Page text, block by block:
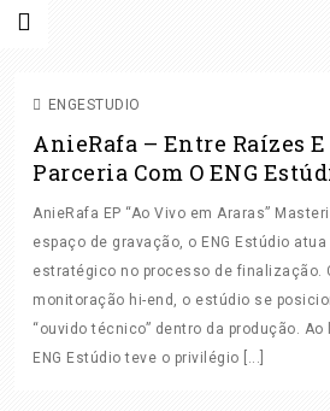
HOME
QUEM SOMOS
LINE
ENGESTUDIO
AnieRafa – Entre Raízes
Parceria Com O ENG
AnieRafa EP “Ao Vivo em Araras”
espaço de gravação, o ENG Estúdio
estratégico no processo de finalização.
monitoração hi-end, o estúdio se
“ouvido técnico” dentro da produção.
ENG Estúdio teve o privilégio [...]